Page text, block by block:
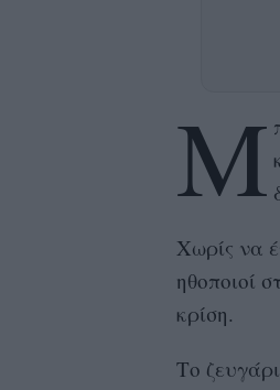
Μ
Χωρίς να
ηθοποιοί
κρίση.
Το